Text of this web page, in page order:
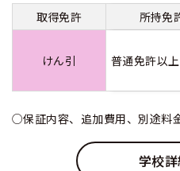
取得免許 所持免
けん引 普通免許以上
○保証内容、追加費用、別途料
学校